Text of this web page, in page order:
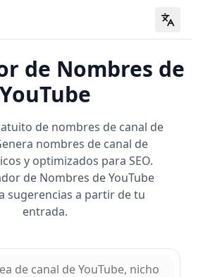
de Nombres de
YouTube
de nombres de canal de
nombres de canal de
y optimizados para SEO.
de Nombres de YouTube
sugerencias a partir de tu
entrada.